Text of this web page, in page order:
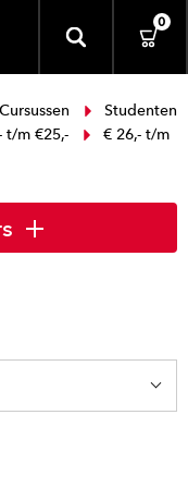
0
Cursussen
Studenten
t/m €25,-
€ 26,- t/m